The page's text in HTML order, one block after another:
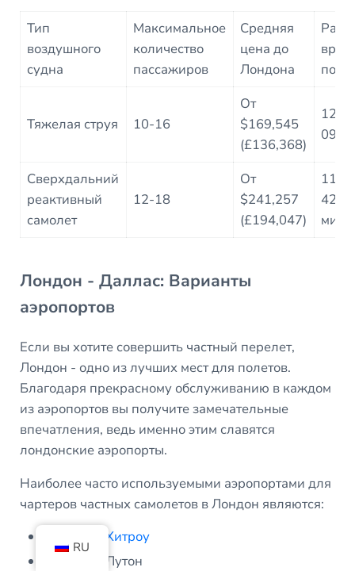
Тип
воздушного
судна
Максимальное
количество
пассажиров
Средняя
цена до
Лондона
Тяжелая струя 10-16
От
$169,545
(£136,368)
12
09
Сверхдальний
реактивный
самолет
12-18
От
$241,257
(£194,047)
11
42
Лондон - Даллас: Варианты
аэропортов
Если вы хотите совершить частный перелет,
Лондон - одно из лучших мест для полетов.
Благодаря прекрасному обслуживанию в каждом
из аэропортов вы получите замечательные
впечатления, ведь именно этим славятся
лондонские аэропорты.
Наиболее часто используемыми аэропортами для
чартеров частных самолетов в Лондон являются:
Аэропорт Хитроу
Аэропорт Лутон
RU